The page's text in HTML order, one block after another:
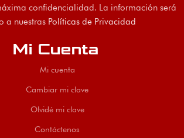
confidencialidad. La información será
a nuestras Políticas de Privacidad
Mi Cuenta
Mi cuenta
Cambiar mi clave
Olvidé mi clave
Contáctenos